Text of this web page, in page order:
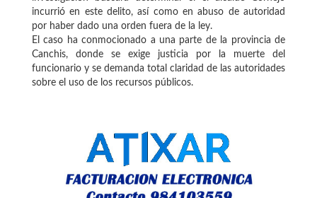
incurrió en este delito, así como en abuso de autoridad
por haber dado una orden fuera de la ley.
El caso ha conmocionado a una parte de la provincia de
Canchis, donde se exige justicia por la muerte del
funcionario y se demanda total claridad de las autoridades
sobre el uso de los recursos públicos.